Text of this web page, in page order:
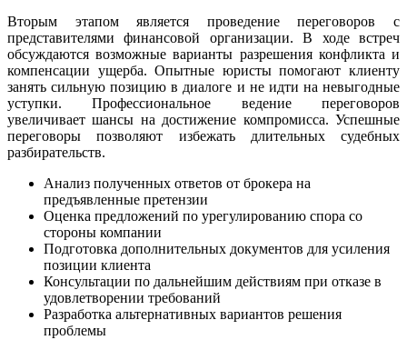
Вторым этапом является проведение переговоров с
представителями финансовой организации. В ходе встреч
обсуждаются возможные варианты разрешения конфликта и
компенсации ущерба. Опытные юристы помогают клиенту
занять сильную позицию в диалоге и не идти на невыгодные
уступки. Профессиональное ведение переговоров
увеличивает шансы на достижение компромисса. Успешные
переговоры позволяют избежать длительных судебных
разбирательств.
Анализ полученных ответов от брокера на
предъявленные претензии
Оценка предложений по урегулированию спора со
стороны компании
Подготовка дополнительных документов для усиления
позиции клиента
Консультации по дальнейшим действиям при отказе в
удовлетворении требований
Разработка альтернативных вариантов решения
проблемы